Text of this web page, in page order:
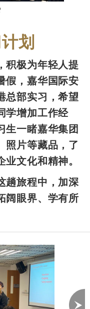
划
积极为年轻人提
假，嘉华国际安
总部实习，希望
学增加工作经
生一睹嘉华集团
照片等藏品，了
文化和精神。
趟旅程中，加深
阔眼界、学有所